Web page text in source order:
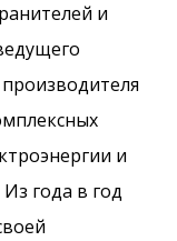
и
и
года в год